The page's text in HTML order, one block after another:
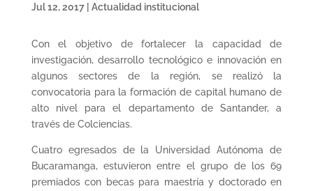
Jul 12, 2017| Actualidad institucional
Con el objetivo de fortalecer la capacidad de
investigación, desarrollo tecnológico e innovación en
algunos sectores de la región, se realizó la
convocatoria para la formación de capital humano de
alto nivel para el departamento de Santander, a
través de Colciencias.
Cuatro egresados de la Universidad Autónoma de
Bucaramanga, estuvieron entre el grupo de los 69
premiados con becas para maestría y doctorado en